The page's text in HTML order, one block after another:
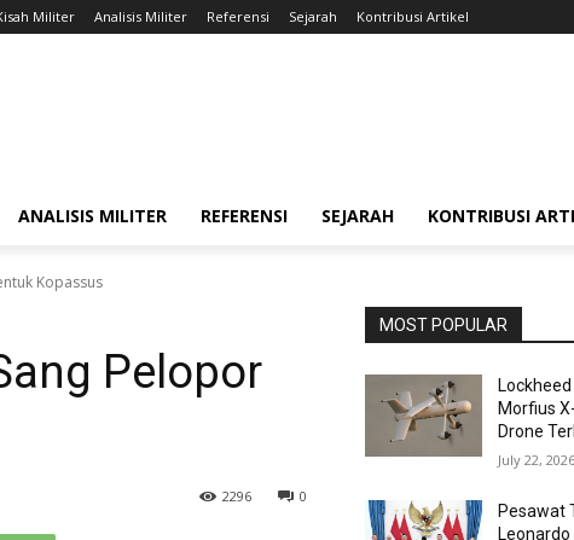
Militer Analisis Militer Referensi Sejarah Kontribusi Artikel
ANALISIS MILITER REFERENSI SEJARAH KONTRIBUSI
Kopassus
Pelopor
0
2296
MOST POPULAR
Morfius
Drone
July 22, 2026
Pesawat